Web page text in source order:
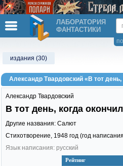
ЛАБОРАТОРИЯ
ФАНТАСТИКИ
издания (30)
Александр Твардовский «В тот день,
Рейтинг
Александр Твардовский
В тот день, когда
Другие названия: Салют
Стихотворение, 1948 год (год
Язык написания: русский